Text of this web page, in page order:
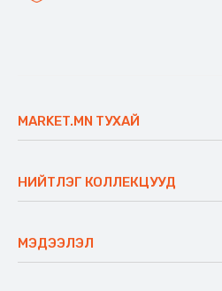
MARKET.MN ТУХАЙ
Үнэт зүйлс
Ажлын байр
Блог
НИЙТЛЭГ КОЛЛЕКЦУУД
Сүүдрэвч
Аяны ширээ
МЭДЭЭЛЭЛ